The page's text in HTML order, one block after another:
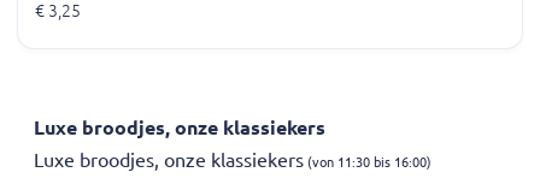
€ 3,25
Luxe broodjes, onze klassiekers
Luxe broodjes, onze klassiekers (von 11:30 bis 16:00)